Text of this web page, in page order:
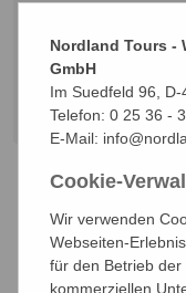
Alaska &
14 Tage ab
Vom 27.06.2027
Start: Whitehorse |
Mit wieviel
Nordland Tours -
GmbH
Im Suedfeld 96,
Telefon: 0 25 36 -
E-Mail:
Cookie-
Wir verwenden
Webseiten-
für den Betrieb
kommerziellen